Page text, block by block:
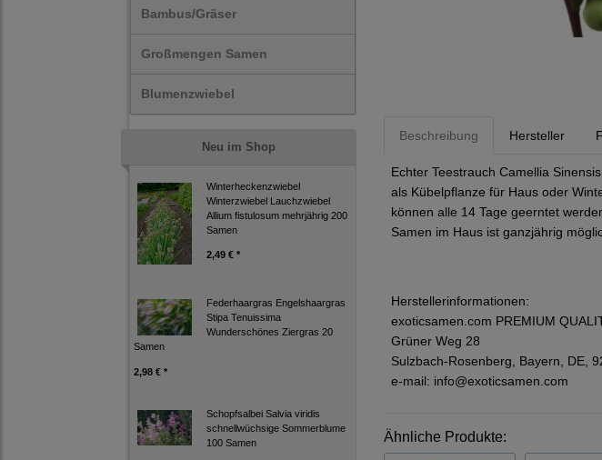
Bambus/Gräser
Großmengen Samen
Blumenzwiebel
Neu im Shop
Winterheckenzwiebel
Winterzwiebel Lauchzwiebel
Allium fistulosum mehrjährig 200
Samen
2,49 € *
Federhaargras Engelshaargras
Stipa Tenuissima
Wunderschönes Ziergras 20
Samen
2,98 € *
Schopfsalbei Salvia viridis
schnellwüchsige Sommerblume
100 Samen
Beschreibung Hersteller
Echter Teestrauch Camellia
als Kübelpflanze für Haus oder
können alle 14 Tage geerntet
Samen im Haus ist ganzjährig
Herstellerinformationen:
exoticsamen.com PREMIUM
Grüner Weg 28
Sulzbach-Rosenberg, Bayern, DE,
e-mail: info@exoticsamen.com
Ähnliche Produkte: